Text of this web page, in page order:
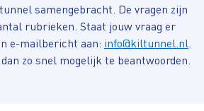
samengebracht. De vragen zijn
rubrieken. Staat jouw vraag er
e-mailbericht aan: info@kiltunnel.nl
zo snel mogelijk te beantwoorden.